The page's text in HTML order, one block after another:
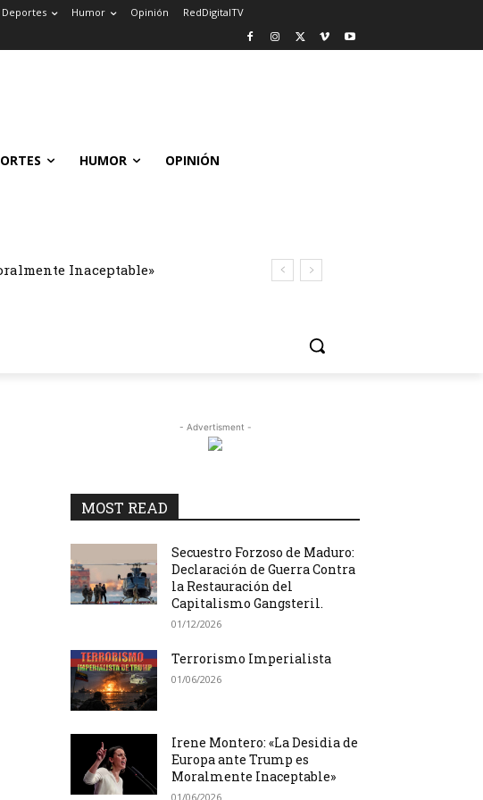
Deportes Humor Opinión RedDigitalTV
HUMOR OPINIÓN
Inaceptable»
- Advertisment -
MOST READ
Secuestro Forzoso de Maduro:
Declaración de Guerra Contra
la Restauración del
Capitalismo Gangsteril.
01/12/2026
Terrorismo Imperialista
01/06/2026
Irene Montero: «La Desidia de
Europa ante Trump es
Moralmente Inaceptable»
01/06/2026